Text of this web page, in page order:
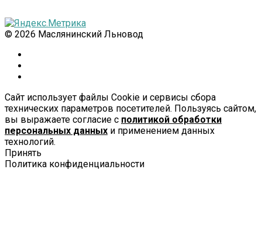
© 2026 Маслянинский Льновод
Сайт использует файлы Cookie и сервисы сбора
технических параметров посетителей. Пользуясь сайтом,
вы выражаете согласие с политикой обработки
персональных данных и применением данных
технологий.
Принять
Политика конфиденциальности